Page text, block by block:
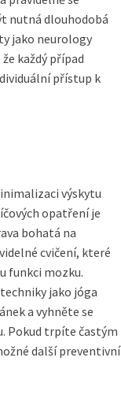
nutná dlouhodobá
jako neurology
každý případ
přístup k
výskytu
opatření je
bohatá na
cvičení, které
funkci mozku.
jako jóga
a vyhněte se
Pokud trpíte častým
další preventivní